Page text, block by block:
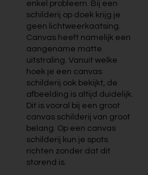
enkel probleem. Bij een
schilderij op doek krijg je
geen lichtweerkaatsing.
Canvas heeft namelijk een
aangename matte
uitstraling. Vanuit welke
hoek je een canvas
schilderij ook bekijkt, de
afbeelding is altijd duidelijk.
Dit is vooral bij een groot
canvas schilderij van groot
belang. Op een canvas
schilderij kun je spots
richten zonder dat dit
storend is.